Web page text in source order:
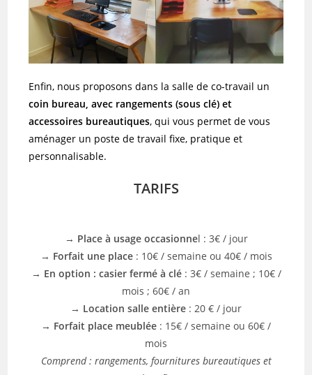
Enfin, nous proposons dans la salle de co-travail un
coin bureau, avec rangements (sous clé) et
accessoires bureautiques, qui vous permet de vous
aménager un poste de travail fixe, pratique et
personnalisable.
TARIFS
→ Place à usage occasionnel : 3€ / jour
→ Forfait une place: 10€ / semaine ou 40€ / mois
→ En option : casier fermé à clé: 3€ / semaine ; 10€ /
mois ; 60€ / an
→ Location salle entière : 20 € / jour
→ Forfait place meublée : 15€ / semaine ou 60€ /
mois
Comprend : rangements, fournitures bureautiques et